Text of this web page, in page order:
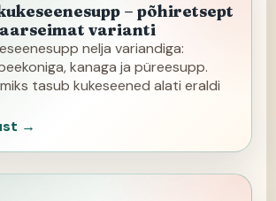
– põhiretsept
varianti
nelja variandiga:
kanaga ja püreesupp.
tasub kukeseened alati eraldi
→